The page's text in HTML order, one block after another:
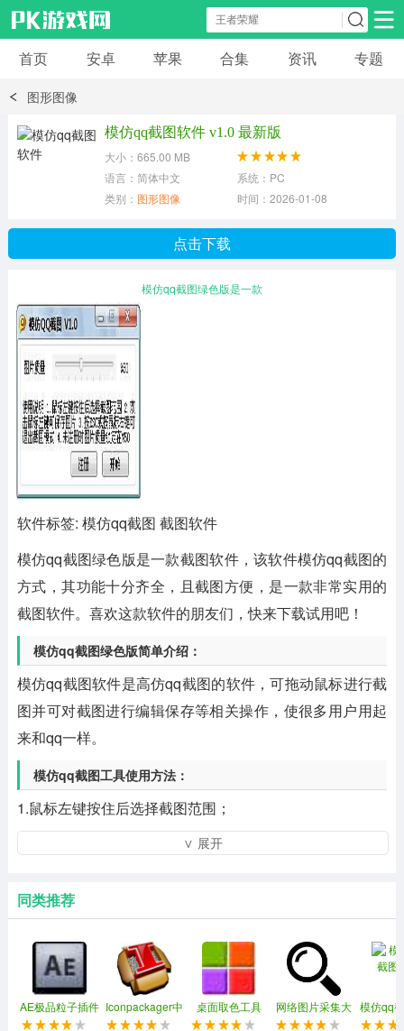
安卓应用 安卓游戏
首页 安卓 苹果 合集 资讯 专题
图形图像
模仿qq截图软件 v1.0 最新版
大小：665.00 MB
语言：简体中文
系统：PC
类别： 图形图像 时间：2026-01-08
点击下载
模仿qq截图绿色版是一款
软件标签: 模仿qq截图 截图软件
模仿qq截图绿色版是一款截图软件，该软件模仿qq截图的
方式，其功能十分齐全，且截图方便，是一款非常实用的
截图软件。喜欢这款软件的朋友们，快来下载试用吧！
模仿qq截图绿色版简单介绍：
模仿qq截图软件是高仿qq截图的软件，可拖动鼠标进行截
图并可对截图进行编辑保存等相关操作，使很多用户用起
来和qq一样。
模仿qq截图工具使用方法：
1.鼠标左键按住后选择截图范围；
2.双击鼠标左键可保存图片；
4.未注册时图片质量锁定在50%。
∨ 展开
同类推荐
AE极品粒子插件
(Trapcode
Iconpackager中
文补丁
桌面取色工具
colorpix
网络图片采集大
师软件
模仿qq